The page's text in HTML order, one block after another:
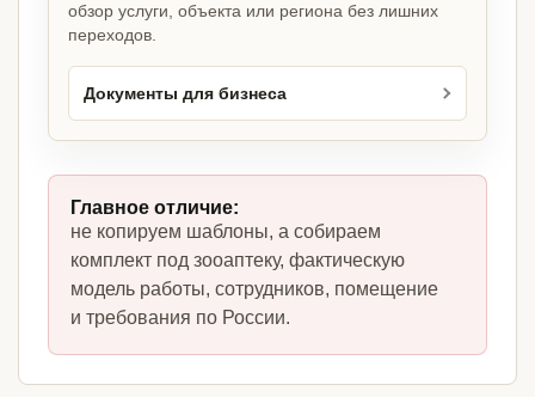
обзор услуги, объекта или региона без лишних
переходов.
Документы для бизнеса
Главное отличие:
не копируем шаблоны, а собираем
комплект под зооаптеку, фактическую
модель работы, сотрудников, помещение
и требования по России.